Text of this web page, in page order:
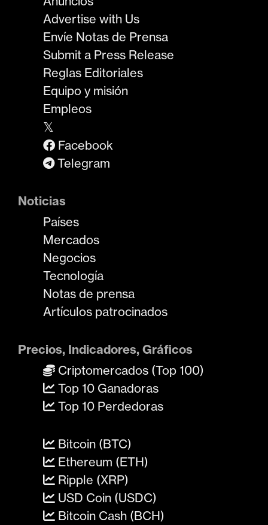
Advertise with Us
Envíe Notas de Prensa
Submit a Press Release
Reglas Editoriales
Equipo y misión
Empleos
𝕏
Facebook
Telegram
Noticias
Países
Mercados
Negocios
Tecnología
Notas de prensa
Artículos patrocinados
Precios, Indicadores, Gráficos
Criptomercados (Top 100)
Top 10 Ganadoras
Top 10 Perdedoras
Bitcoin (BTC)
Ethereum (ETH)
Ripple (XRP)
USD Coin (USDC)
Bitcoin Cash (BCH)